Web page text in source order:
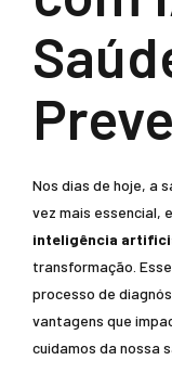
Nos dias de hoje, a
vez mais essencial,
inteligência
transformação.
processo de
vantagens que
cuidamos da nossa